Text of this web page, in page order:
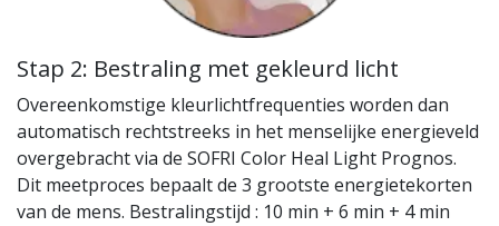
Stap 2: Bestraling met gekleurd licht
Overeenkomstige kleurlichtfrequenties worden dan
automatisch rechtstreeks in het menselijke energieveld
overgebracht via de SOFRI Color Heal Light Prognos.
Dit meetproces bepaalt de 3 grootste energietekorten
van de mens. Bestralingstijd : 10 min + 6 min + 4 min